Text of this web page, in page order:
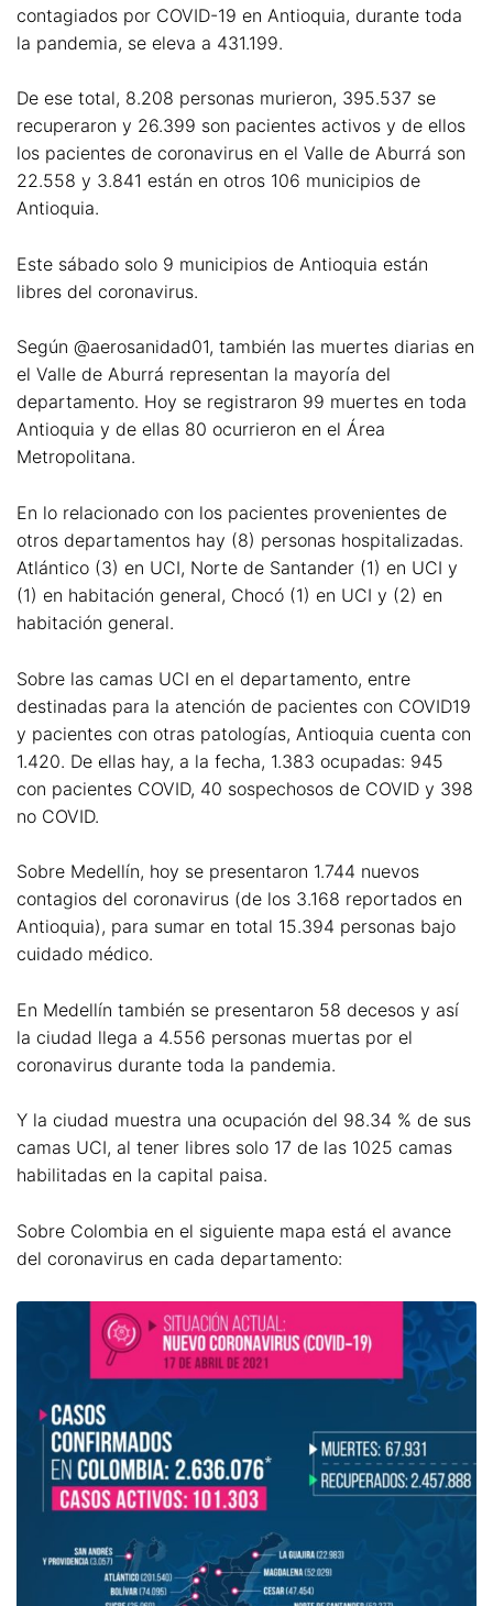
contagiados por COVID-19 en Antioquia, durante toda
la pandemia, se eleva a 431.199.
De ese total, 8.208 personas murieron, 395.537 se
recuperaron y 26.399 son pacientes activos y de ellos
los pacientes de coronavirus en el Valle de Aburrá son
22.558 y 3.841 están en otros 106 municipios de
Antioquia.
Este sábado solo 9 municipios de Antioquia están
libres del coronavirus.
Según @aerosanidad01, también las muertes diarias en
el Valle de Aburrá representan la mayoría del
departamento. Hoy se registraron 99 muertes en toda
Antioquia y de ellas 80 ocurrieron en el Área
Metropolitana.
En lo relacionado con los pacientes provenientes de
otros departamentos hay (8) personas hospitalizadas.
Atlántico (3) en UCI, Norte de Santander (1) en UCI y
(1) en habitación general, Chocó (1) en UCI y (2) en
habitación general.
Sobre las camas UCI en el departamento, entre
destinadas para la atención de pacientes con COVID19
y pacientes con otras patologías, Antioquia cuenta con
1.420. De ellas hay, a la fecha, 1.383 ocupadas: 945
con pacientes COVID, 40 sospechosos de COVID y 398
no COVID.
Sobre Medellín, hoy se presentaron 1.744 nuevos
contagios del coronavirus (de los 3.168 reportados en
Antioquia), para sumar en total 15.394 personas bajo
cuidado médico.
En Medellín también se presentaron 58 decesos y así
la ciudad llega a 4.556 personas muertas por el
coronavirus durante toda la pandemia.
Y la ciudad muestra una ocupación del 98.34 % de sus
camas UCI, al tener libres solo 17 de las 1025 camas
habilitadas en la capital paisa.
Sobre Colombia en el siguiente mapa está el avance
del coronavirus en cada departamento: